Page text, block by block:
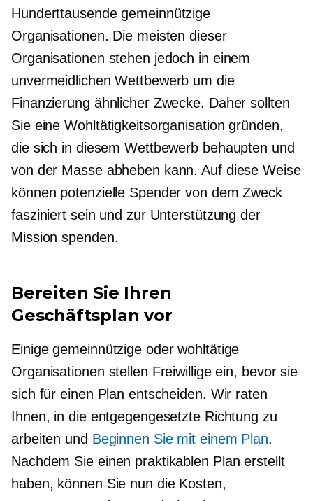
Hunderttausende gemeinnützige
Organisationen. Die meisten dieser
Organisationen stehen jedoch in einem
unvermeidlichen Wettbewerb um die
Finanzierung ähnlicher Zwecke. Daher sollten
Sie eine Wohltätigkeitsorganisation gründen,
die sich in diesem Wettbewerb behaupten und
von der Masse abheben kann. Auf diese Weise
können potenzielle Spender von dem Zweck
fasziniert sein und zur Unterstützung der
Mission spenden.
Bereiten Sie Ihren
Geschäftsplan vor
Einige gemeinnützige oder wohltätige
Organisationen stellen Freiwillige ein, bevor sie
sich für einen Plan entscheiden. Wir raten
Ihnen, in die entgegengesetzte Richtung zu
arbeiten und Beginnen Sie mit einem Plan.
Nachdem Sie einen praktikablen Plan erstellt
haben, können Sie nun die Kosten,